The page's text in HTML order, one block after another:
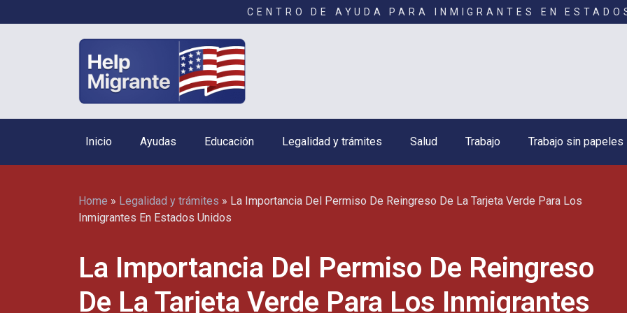
CENTRO DE AYUDA PARA INMIGRANTES EN
Inicio Ayudas Educación Legalidad y trámites Salud Trabajo Trabajo sin papeles
Home » Legalidad y trámites » La Importancia Del Permiso De Reingreso De La Tarjeta Verde Para Los
Inmigrantes En Estados Unidos
La Importancia Del Permiso De Reingreso
De La Tarjeta Verde Para Los Inmigrantes